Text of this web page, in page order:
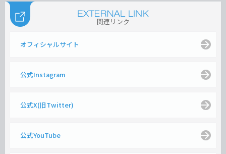
関連リンク
オフィシャルサイト
公式Instagram
公式X(旧Twitter)
公式YouTube